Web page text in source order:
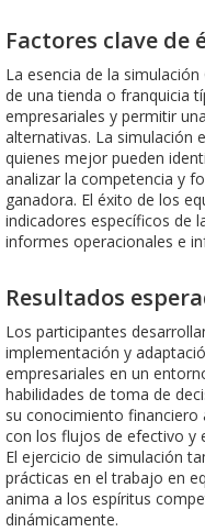
Factores clave de
La esencia de la
de una tienda o franquicia
empresariales y permitir
alternativas. La simulación
quienes mejor pueden
analizar la competencia y
ganadora. El éxito de los
indicadores específicos de
informes operacionales e
Resultados
Los participantes
implementación y
empresariales en un
habilidades de toma de
su conocimiento financiero
con los flujos de efectivo y
El ejercicio de simulación
prácticas en el trabajo en
anima a los espíritus
dinámicamente.